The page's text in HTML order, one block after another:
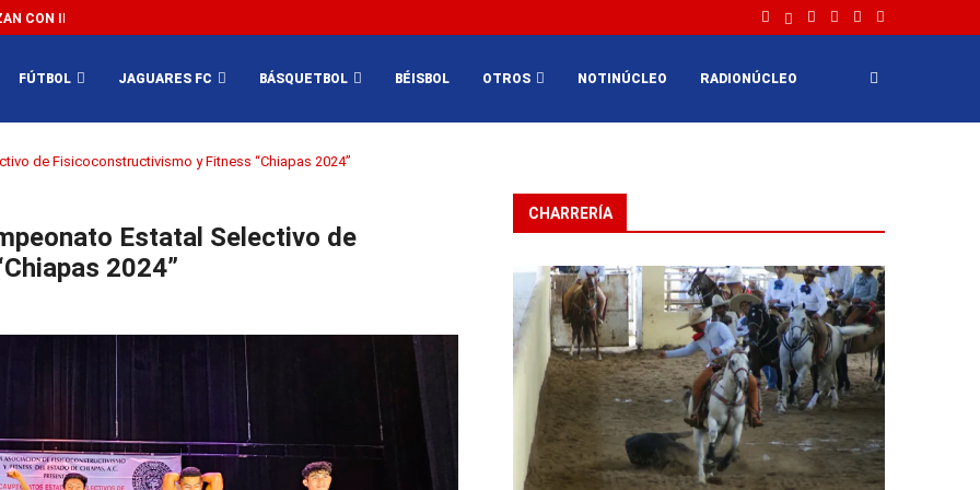
CON IMPEDIR EL MÉXICO VS SUDÁFRICA...
FÚTBOL JAGUARES FC BÁSQUETBOL BÉISBOL OTROS NOTINÚCLEO RADIONÚCLEO
de Fisicoconstructivismo y Fitness “Chiapas 2024”
Estatal Selectivo de
2024”
CHARRERÍA